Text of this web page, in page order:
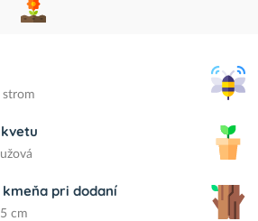
strom
kmeňa pri dodaní
cm